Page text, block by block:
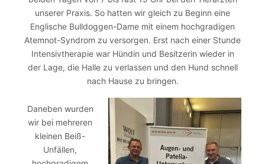
unserer Praxis. So hatten wir gleich zu Beginn eine
Englische Bulldoggen-Dame mit einem hochgradigen
Atemnot-Syndrom zu versorgen. Erst nach einer Stunde
Intensivtherapie war Hündin und Besitzerin wieder in
der Lage, die Halle zu verlassen und den Hund schnell
nach Hause zu bringen.
Daneben wurden
wir bei mehreren
kleinen Beiß-
Unfällen,